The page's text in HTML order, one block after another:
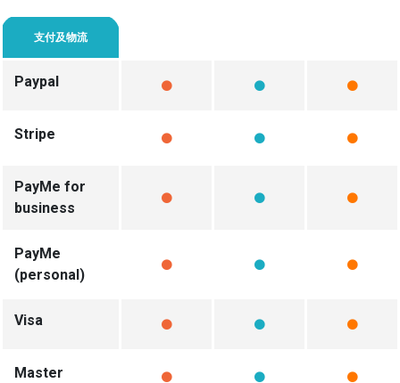
支付及物流
Paypal
Stripe
PayMe for
business
PayMe
(personal)
Visa
Master